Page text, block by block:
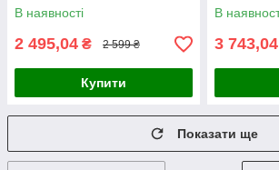
В наявності
2 495,04 ₴ 2 599 ₴
Купити
В
3 743,04
Показати ще